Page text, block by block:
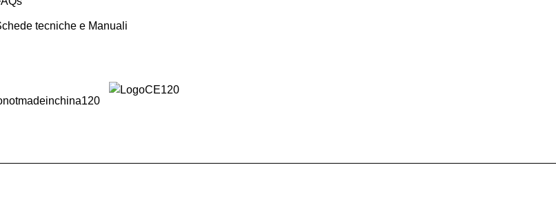
tecniche e Manuali